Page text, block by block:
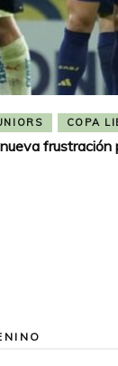
COPA
frustración